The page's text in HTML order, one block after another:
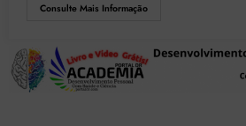
Consulte Mais Informação